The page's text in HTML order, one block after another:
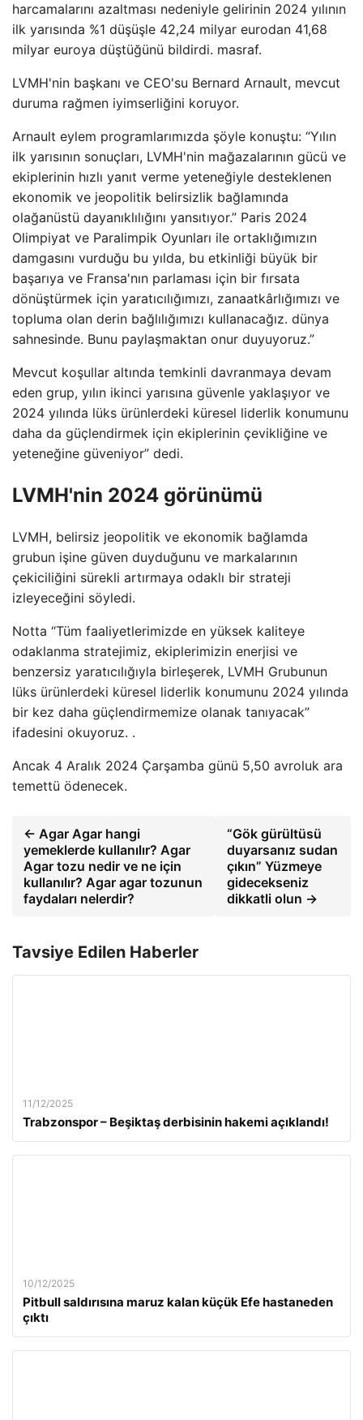
harcamalarını azaltması nedeniyle gelirinin 2024 yılının
ilk yarısında %1 düşüşle 42,24 milyar eurodan 41,68
milyar euroya düştüğünü bildirdi. masraf.
LVMH'nin başkanı ve CEO'su Bernard Arnault, mevcut
duruma rağmen iyimserliğini koruyor.
Arnault eylem programlarımızda şöyle konuştu: “Yılın
ilk yarısının sonuçları, LVMH'nin mağazalarının gücü ve
ekiplerinin hızlı yanıt verme yeteneğiyle desteklenen
ekonomik ve jeopolitik belirsizlik bağlamında
olağanüstü dayanıklılığını yansıtıyor.” Paris 2024
Olimpiyat ve Paralimpik Oyunları ile ortaklığımızın
damgasını vurduğu bu yılda, bu etkinliği büyük bir
başarıya ve Fransa'nın parlaması için bir fırsata
dönüştürmek için yaratıcılığımızı, zanaatkârlığımızı ve
topluma olan derin bağlılığımızı kullanacağız. dünya
sahnesinde. Bunu paylaşmaktan onur duyuyoruz.”
Mevcut koşullar altında temkinli davranmaya devam
eden grup, yılın ikinci yarısına güvenle yaklaşıyor ve
2024 yılında lüks ürünlerdeki küresel liderlik konumunu
daha da güçlendirmek için ekiplerinin çevikliğine ve
yeteneğine güveniyor” dedi.
LVMH'nin 2024 görünümü
LVMH, belirsiz jeopolitik ve ekonomik bağlamda
grubun işine güven duyduğunu ve markalarının
çekiciliğini sürekli artırmaya odaklı bir strateji
izleyeceğini söyledi.
Notta “Tüm faaliyetlerimizde en yüksek kaliteye
odaklanma stratejimiz, ekiplerimizin enerjisi ve
benzersiz yaratıcılığıyla birleşerek, LVMH Grubunun
lüks ürünlerdeki küresel liderlik konumunu 2024 yılında
bir kez daha güçlendirmemize olanak tanıyacak”
ifadesini okuyoruz. .
Ancak 4 Aralık 2024 Çarşamba günü 5,50 avroluk ara
temettü ödenecek.
← Agar Agar hangi
yemeklerde kullanılır? Agar
Agar tozu nedir ve ne için
kullanılır? Agar agar tozunun
faydaları nelerdir?
“Gök gürültüsü
duyarsanız sudan
çıkın” Yüzmeye
gidecekseniz
dikkatli olun →
Tavsiye Edilen Haberler
11/12/2025
Trabzonspor – Beşiktaş derbisinin hakemi açıklandı!
10/12/2025
Pitbull saldırısına maruz kalan küçük Efe hastaneden
çıktı